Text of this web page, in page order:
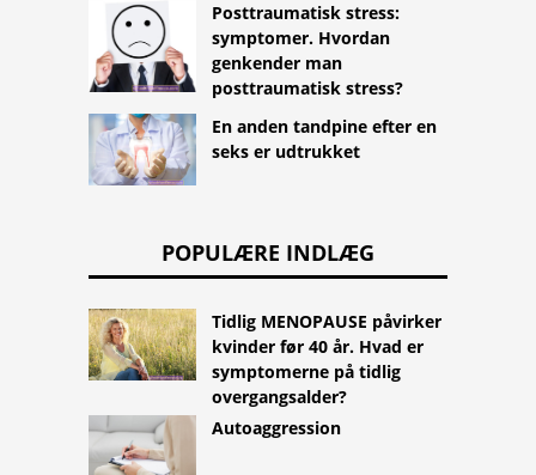
Posttraumatisk stress:
symptomer. Hvordan
genkender man
posttraumatisk stress?
En anden tandpine efter en
seks er udtrukket
POPULÆRE INDLÆG
Tidlig MENOPAUSE påvirker
kvinder før 40 år. Hvad er
symptomerne på tidlig
overgangsalder?
Autoaggression